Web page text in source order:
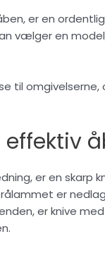
er en
vælger en
til
effektiv
er en skarp
er
er knive